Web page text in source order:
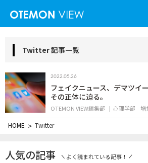
社会とくらし
グローバル
こころとからだ
Twitter 記事一覧
2022.05.26
フェイクニュース、デマツイ
その正体に迫る。
OTEMON VIEW編集部 心理学部
HOME > Twitter
人気の記事 よく読まれている記事！